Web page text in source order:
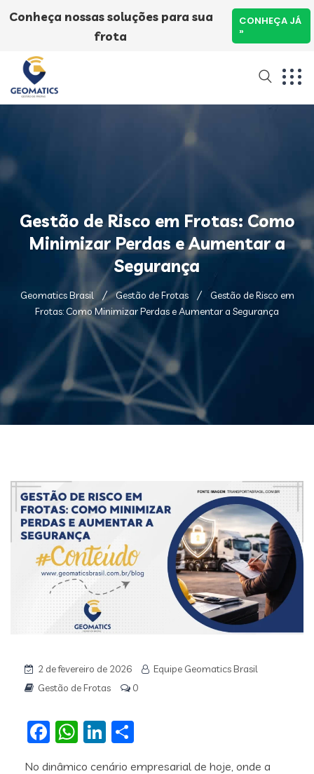
Gestão de Risco em Frotas: Como
Minimizar Perdas e Aumentar a
Segurança
Geomatics Brasil Gestão de Frotas
Gestão de Risco em
Frotas: Como Minimizar Perdas e Aumentar a Segurança
2 de fevereiro de 2026
Equipe Geomatics Brasil
Gestão de Frotas
0
Facebook
WhatsApp
LinkedIn
No dinâmico cenário empresarial de hoje, onde a
Conheça nossas soluções para sua
frota
CONHEÇA JÁ
»